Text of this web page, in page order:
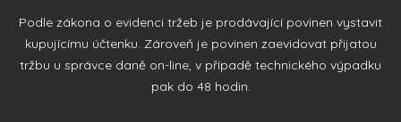
Podle zákona o evidenci tržeb je prodávající povinen vystavit
kupujícímu účtenku. Zároveň je povinen zaevidovat přijatou
tržbu u správce daně on-line, v případě technického výpadku
pak do 48 hodin.